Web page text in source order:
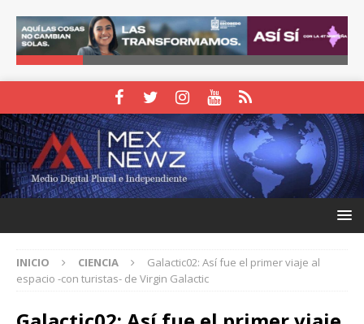
INICIO CIENCIA
Galactic02: Así fue el primer viaje al
espacio -con turistas- de Virgin Galactic